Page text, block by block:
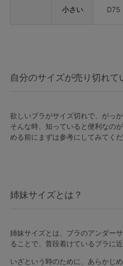
小さい D75
自分のサイズが売り切れて
欲しいブラがサイズ切れで、がっ
そんな時、知っていると便利なの
める前にまずは参考にしてみてくだ
姉妹サイズとは？
姉妹サイズとは、ブラのアンダー
ることで、普段着けているブラに
いざという時のために、あらかじ